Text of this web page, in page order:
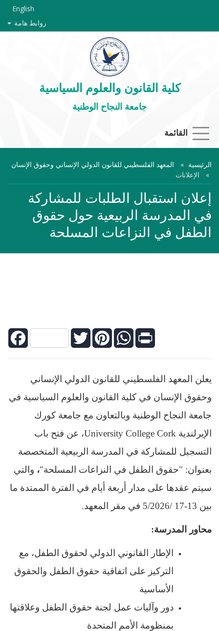
English
روابط هامة
كلية القانون والعلوم السياسية
جامعة النجاح الوطنية
القائمة
الرئيسية
المعهد الفلسطيني للقانون الدولي الإنساني وحقوق الإنسان
الإعلانات
إعلان استقبال الطلبات للمشاركة
في المدرسة الربيعية حول حقوق
الطفل في النزاعات المسلحة
Facebook TwitterPinterestWhatsApp Print
يعلن المعهد الفلسطيني للقانون الدولي الإنساني
وحقوق الإنسان في كلية القانون والعلوم السياسية في
جامعة النجاح الوطنية وبالتعاون مع جامعة كورك
الإيرلندية University College Cork، عن فتح باب
التسجيل للمشاركة في
المدرسة الربيعية المتخصصة
بعنوان: "حقوق الطفل في النزاعات المسلحة"، والتي
سيتم عقدها على مدار أربعة أيام في
الفترة الممتدة ما
بين 13-17 /5/2026 في مقر المعهد
.
محاور المدرسة:
الإطار القانوني الدولي لحقوق الطفل، مع
التركيز على اتفاقية حقوق الطفل والحقوق
الأساسية
دور وآليات عمل لجنة حقوق الطفل وعلاقتها
بمنظومة الأمم المتحدة